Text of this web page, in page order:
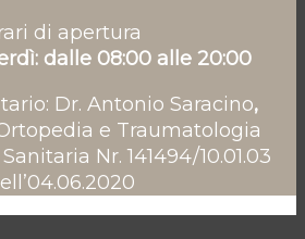
di apertura
dalle 08:00 alle 20:00
Dr. Antonio Saracino,
e Traumatologia
Nr. 141494/10.01.03